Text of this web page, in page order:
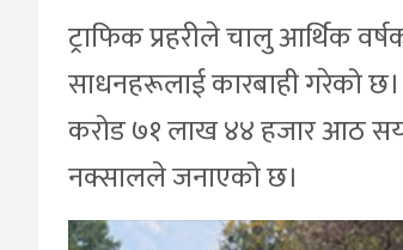
ट्राफिक प्रहरीले चालु आर्थिक
साधनहरूलाई कारबाही गरेको
करोड ७१ लाख ४४ हजार आठ सय
नक्सालले जनाएको छ।